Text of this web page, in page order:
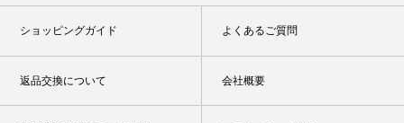
ショッピングガイド よくあるご質問
返品交換について 会社概要